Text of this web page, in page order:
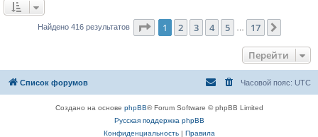
Найдено 416 результатов Страница из 17
1 2 3 4 5 17
Перейти
Список форумов Часовой пояс: UTC
Создано на основе phpBB® Forum Software © phpBB Limited
Русская поддержка phpBB
Конфиденциальность| Правила